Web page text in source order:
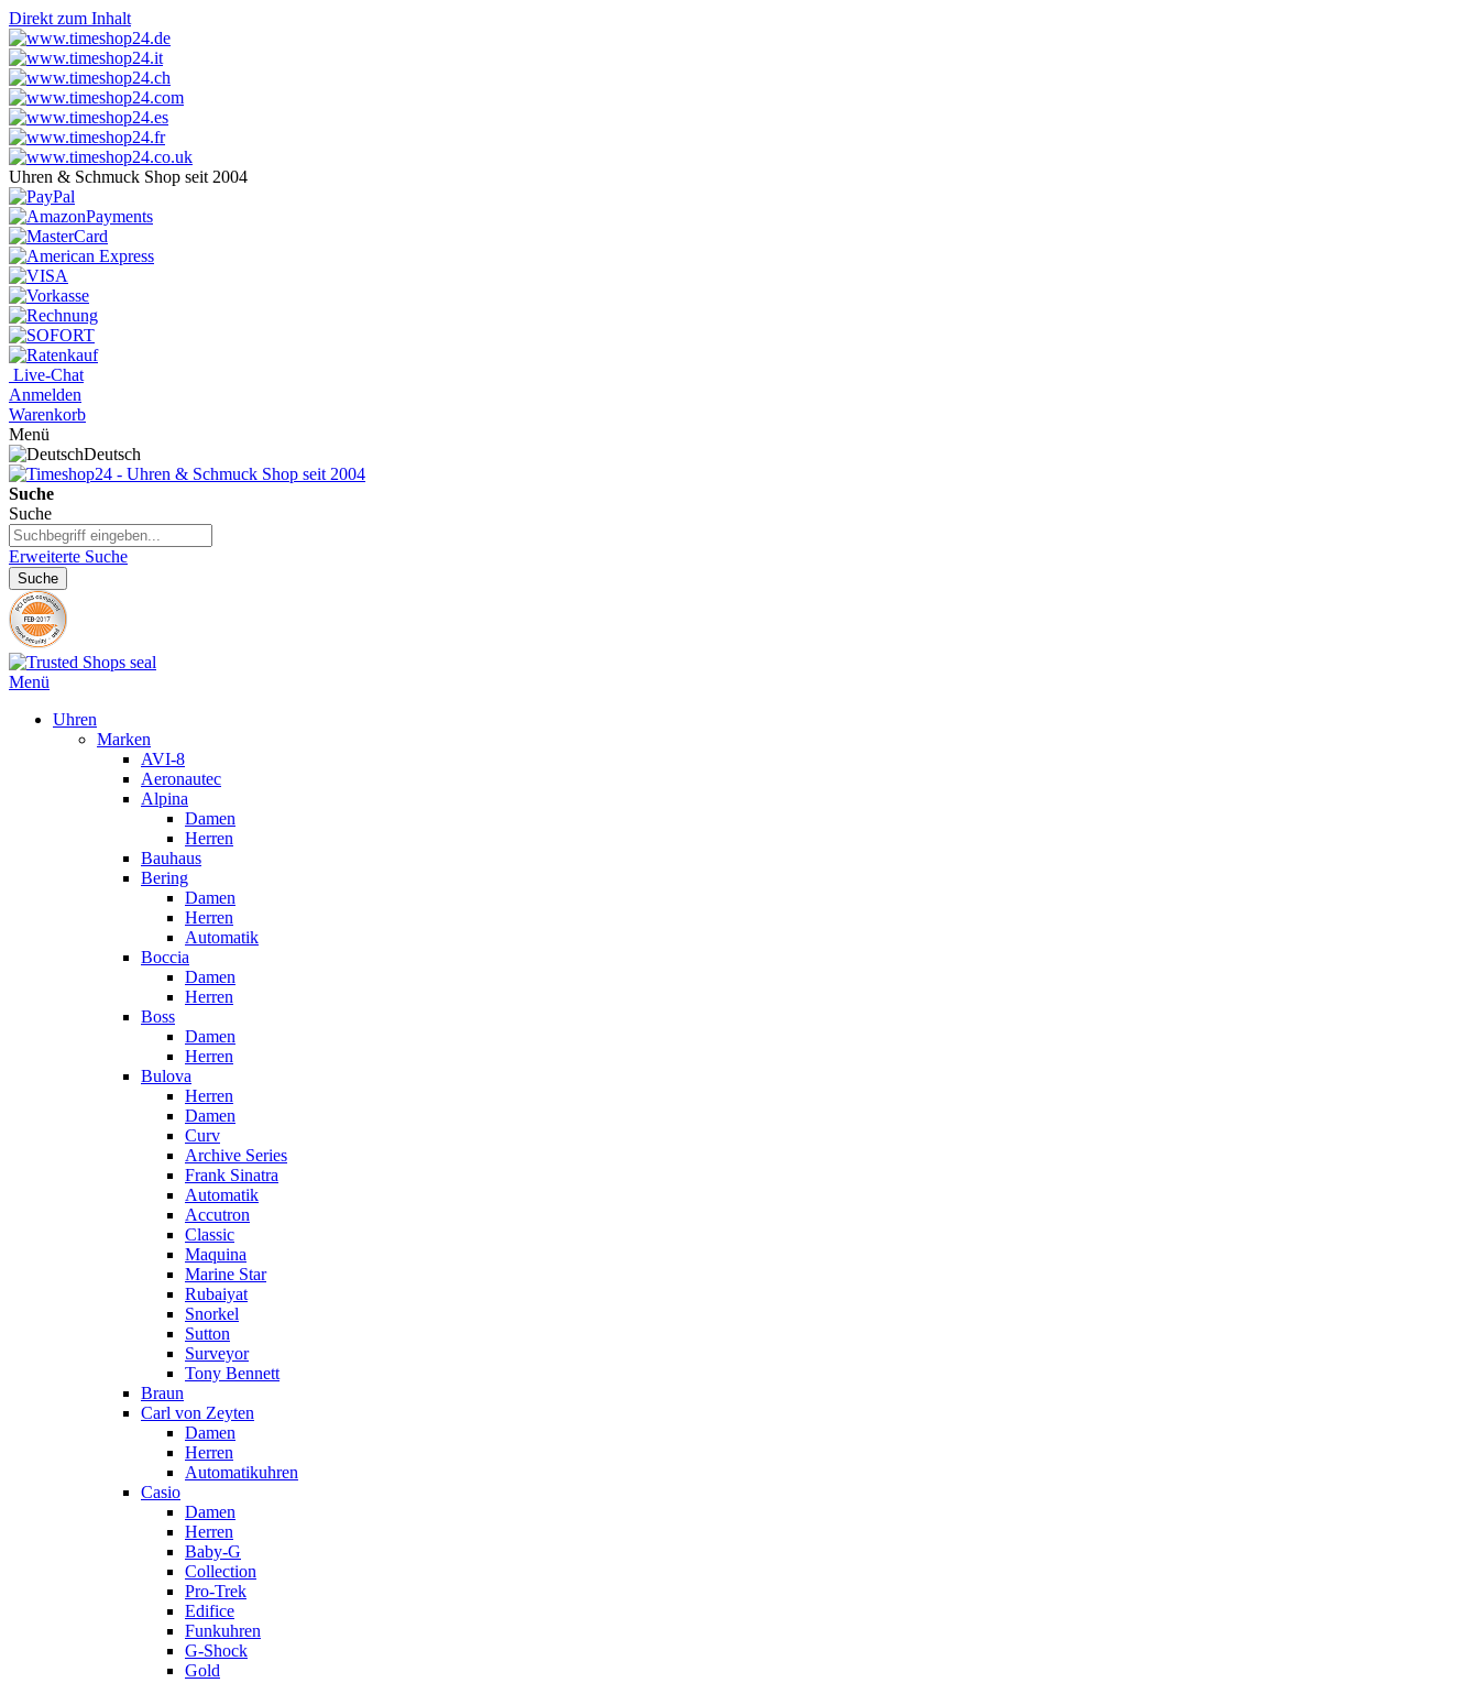
Direkt zum Inhalt
Uhren & Schmuck Shop seit 2004
Live-Chat
Anmelden
Warenkorb
Menü
Deutsch
Suche
Suche
Erweiterte Suche
Suche
Menü
Uhren
Marken
AVI-8
Aeronautec
Alpina
Damen
Herren
Bauhaus
Bering
Damen
Herren
Automatik
Boccia
Damen
Herren
Boss
Damen
Herren
Bulova
Herren
Damen
Curv
Archive Series
Frank Sinatra
Automatik
Accutron
Classic
Maquina
Marine Star
Rubaiyat
Snorkel
Sutton
Surveyor
Tony Bennett
Braun
Carl von Zeyten
Damen
Herren
Automatikuhren
Casio
Damen
Herren
Baby-G
Collection
Pro-Trek
Edifice
Funkuhren
G-Shock
Gold